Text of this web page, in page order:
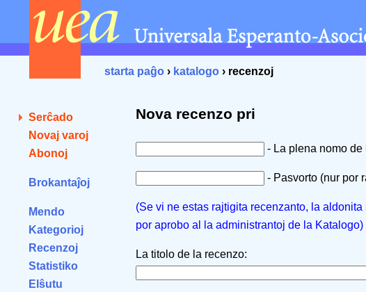
starta paĝo › katalogo › recenzoj
Serĉado
Novaj varoj
Abonoj
Brokantaĵoj
Mendo
Kategorioj
Recenzoj
Statistiko
Elŝutu
Nova recenzo pri
- La plena nomo de
- Pasvorto (nur por
(Se vi ne estas rajtigita recenzanto, la
por aprobo al la administrantoj de la Katalogo)
La titolo de la recenzo: